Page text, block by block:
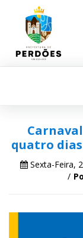
quatro
Sexta-Feira,